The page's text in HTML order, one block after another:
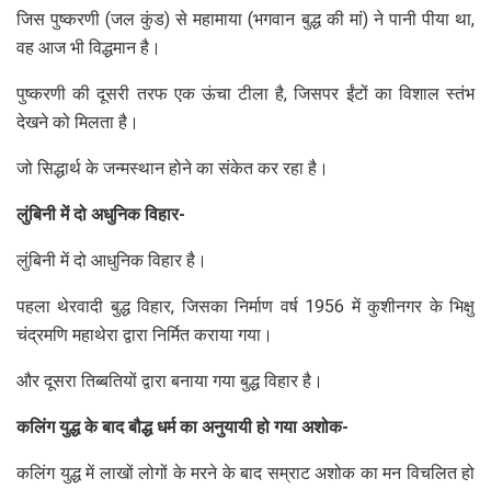
जिस पुष्करणी (जल कुंड) से महामाया (भगवान बुद्ध की मां) ने पानी पीया था,
वह आज भी विद्धमान है।
पुष्करणी की दूसरी तरफ एक ऊंचा टीला है, जिसपर ईंटों का विशाल स्तंभ
देखने को मिलता है।
जो सिद्धार्थ के जन्मस्थान होने का संकेत कर रहा है।
लुंबिनी में दो अधुनिक विहार-
लुंबिनी में दो आधुनिक विहार है।
पहला थेरवादी बुद्ध विहार, जिसका निर्माण वर्ष 1956 में कुशीनगर के भिक्षु
चंद्रमणि महाथेरा द्वारा निर्मित कराया गया।
और दूसरा तिब्बतियों द्वारा बनाया गया बुद्ध विहार है।
कलिंग युद्ध के बाद बौद्ध धर्म का अनुयायी हो गया अशोक-
कलिंग युद्ध में लाखों लोगों के मरने के बाद सम्राट अशोक का मन विचलित हो